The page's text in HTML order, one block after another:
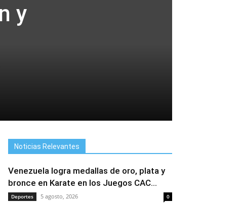
y
Noticias Relevantes
Venezuela logra medallas de oro, plata y
bronce en Karate en los Juegos CAC...
Deportes 5 agosto, 2026 0